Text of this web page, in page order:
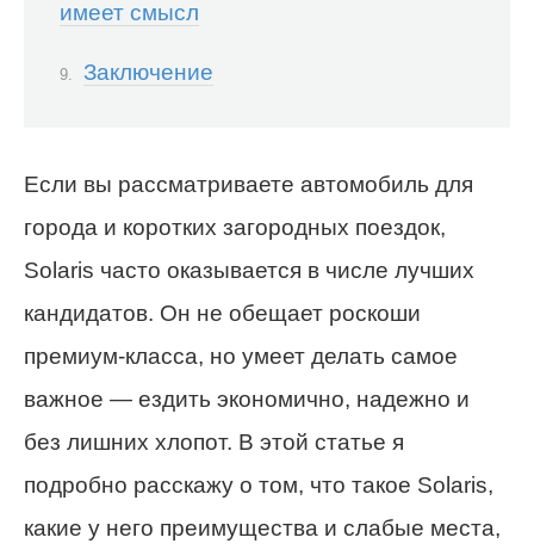
имеет смысл
Заключение
Если вы рассматриваете автомобиль для
города и коротких загородных поездок,
Solaris часто оказывается в числе лучших
кандидатов. Он не обещает роскоши
премиум-класса, но умеет делать самое
важное — ездить экономично, надежно и
без лишних хлопот. В этой статье я
подробно расскажу о том, что такое Solaris,
какие у него преимущества и слабые места,